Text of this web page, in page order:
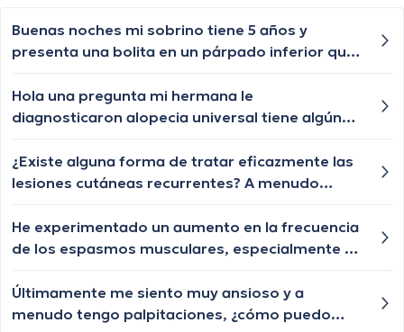
Buenas noches mi sobrino tiene 5 años y
presenta una bolita en un párpado inferior que
vuelve aparecer, qué especialista nos puede
ayudar?
Hola una pregunta mi hermana le
diagnosticaron alopecia universal tiene algún
las cejas y pestañas , aunque ya le están
creciendo de a poquito pero lento y chiquititos
pestañas igual algún tratamiento q le ayude a
crecer o esa enfermedad ya no tiene
¿Existe alguna forma de tratar eficazmente las
lesiones cutáneas recurrentes? A menudo
y me preocupa la frecuencia con la que ocurren.
He experimentado un aumento en la frecuencia
de los espasmos musculares, especialmente en
causas de estos espasmos y cuándo debería
buscar orientación médica?
Últimamente me siento muy ansioso y a
menudo tengo palpitaciones, ¿cómo puedo